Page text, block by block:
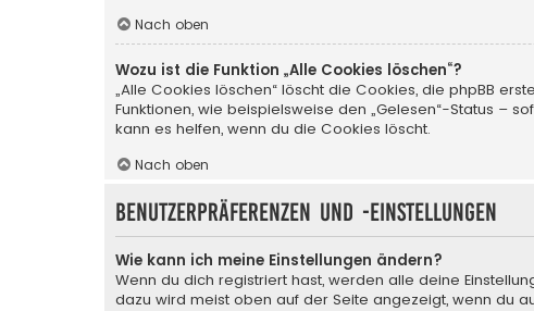
Nach oben
Wozu ist die Funktion „Alle Cookies löschen“?
„Alle Cookies löschen“ löscht die Cookies, die phpBB
Funktionen, wie beispielsweise den „Gelesen“-Status –
kann es helfen, wenn du die Cookies löscht.
Nach oben
Benutzerpräferenzen und -einstellungen
Wie kann ich meine Einstellungen ändern?
Wenn du dich registriert hast, werden alle deine
dazu wird meist oben auf der Seite angezeigt, wenn du